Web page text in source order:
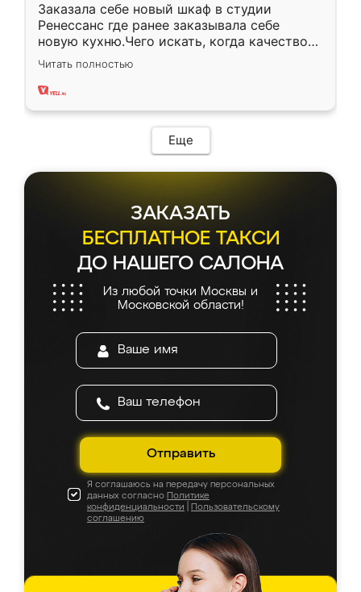
Заказала себе новый шкаф в студии
Ренессанс где ранее заказывала себе
новую кухню.Чего искать, когда качеством
вполне довольна. Служит кухня уже почти
два года, нареканий нет.
Читать полностью
Еще
ЗАКАЗАТЬ
БЕСПЛАТНОЕ ТАКСИ
ДО НАШЕГО САЛОНА
Из любой точки Москвы и
Московской области!
Отправить
Я соглашаюсь на передачу персональных
данных согласно Политике
конфиденциальности
Пользовательскому
соглашению